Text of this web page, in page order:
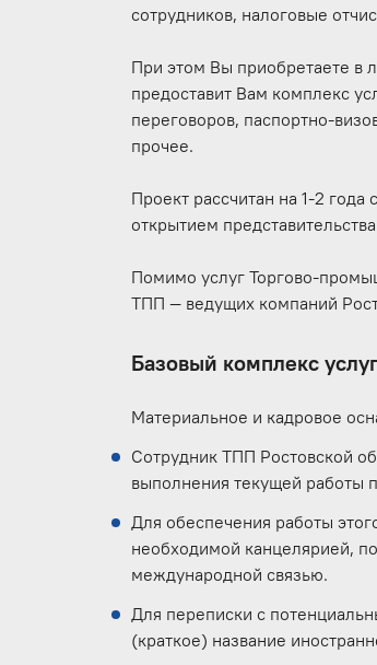
сотрудников, налоговые
При этом Вы приобретаете в
предоставит Вам комплекс
переговоров, паспортно-
прочее.
Проект рассчитан на 1-2
открытием
Помимо услуг Торгово-
ТПП — ведущих компаний
Базовый комплекс
Материальное и кадровое
Сотрудник ТПП Ростовской
выполнения текущей работы
Для обеспечения работы
необходимой канцелярией,
международной связью.
Для переписки с
(краткое) название